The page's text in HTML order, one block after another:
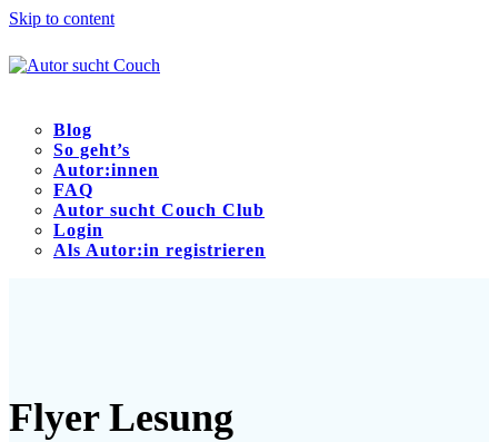
Skip to content
Blog
So geht’s
Autor:innen
FAQ
Autor sucht Couch Club
Login
Als Autor:in registrieren
Flyer Lesung